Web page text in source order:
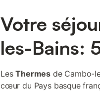
Votre
les-Bains:
LesThermes de Cambo-
cœur du Pays basque